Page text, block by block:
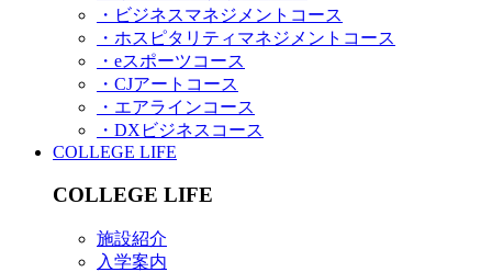
・ビジネスマネジメントコース
・ホスピタリティマネジメントコース
・eスポーツコース
・CJアートコース
・エアラインコース
・DXビジネスコース
COLLEGE LIFE
COLLEGE LIFE
施設紹介
入学案内